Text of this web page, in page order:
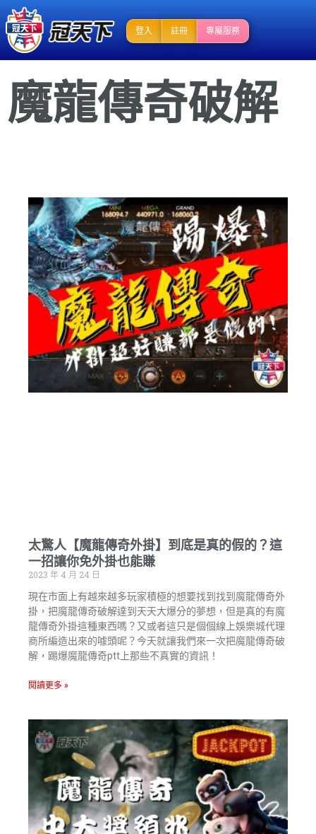
登入 註冊 專屬服務
魔龍傳奇破解
太驚人【魔龍傳奇外掛】到底是真的假的？這
一招讓你免外掛也能賺
2023 年 4 月 24 日
現在市面上有越來越多玩家積極的想要找到找到魔龍傳奇外
掛，把魔龍傳奇破解達到天天大爆分的夢想，但是真的有魔
龍傳奇外掛這種東西嗎？又或者這只是個個線上娛樂城代理
商所編造出來的噱頭呢？今天就讓我們來一次把魔龍傳奇破
解，踢爆魔龍傳奇ptt上那些不真實的資訊！
閱讀更多 »